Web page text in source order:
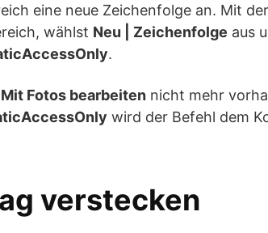
eine neue Zeichenfolge an. Mit
wählst Neu | Zeichenfolge aus
.
Mit Fotos bearbeiten nicht mehr
wird der Befehl dem
verstecken